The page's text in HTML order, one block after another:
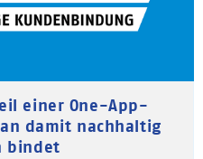
einer One-App-
damit nachhaltig
bindet